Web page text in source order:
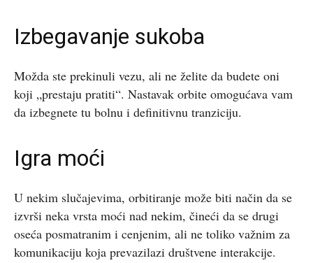
Izbegavanje sukoba
Možda ste prekinuli vezu, ali ne želite da budete oni
koji „prestaju pratiti“. Nastavak orbite omogućava vam
da izbegnete tu bolnu i definitivnu tranziciju.
Igra moći
U nekim slučajevima, orbitiranje može biti način da se
izvrši neka vrsta moći nad nekim, čineći da se drugi
oseća posmatranim i cenjenim, ali ne toliko važnim za
komunikaciju koja prevazilazi društvene interakcije.